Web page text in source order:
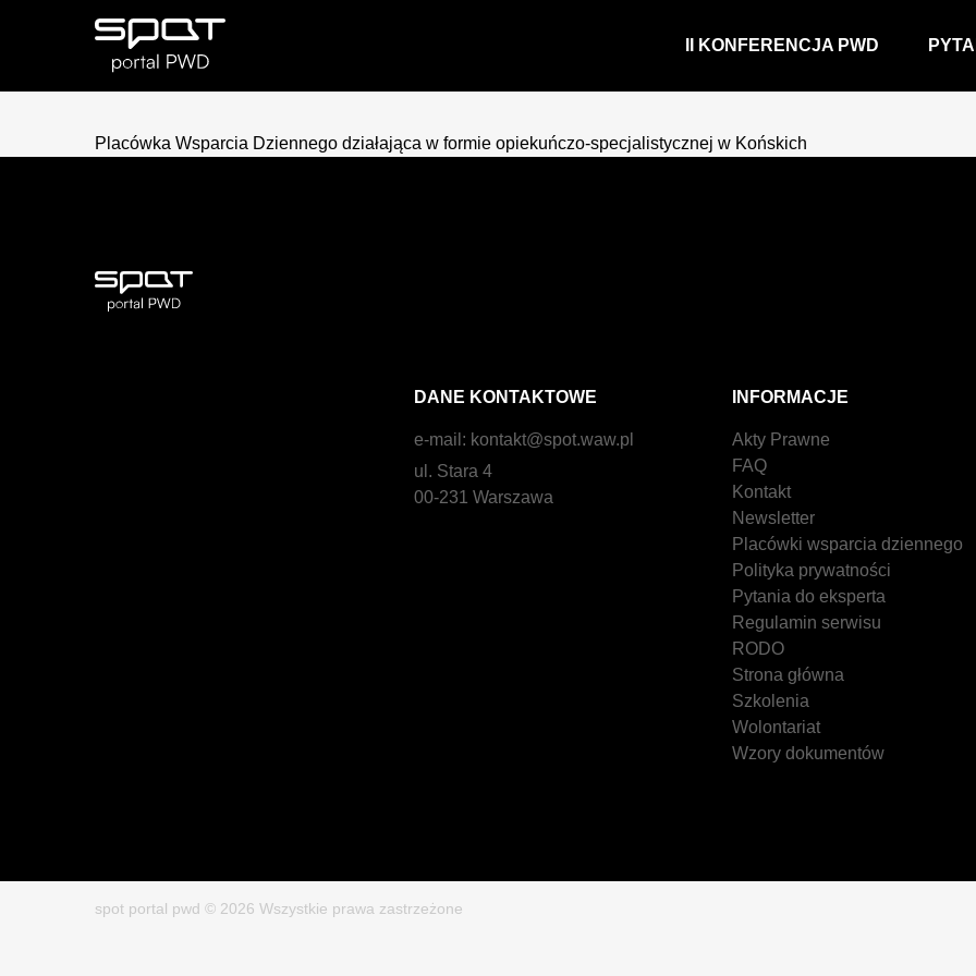
II KONFERENCJA PWD
Placówka Wsparcia Dziennego działająca w formie opiekuńczo-specjalistycznej w Końskich
DANE KONTAKTOWE
e-mail: kontakt@spot.waw.pl
ul. Stara 4
00-231 Warszawa
INFORMACJE
Akty Prawne
FAQ
Kontakt
Newsletter
Placówki wsparcia dziennego
Polityka prywatności
Pytania do eksperta
Regulamin serwisu
RODO
Strona główna
Szkolenia
Wolontariat
Wzory dokumentów
spot portal pwd © 2026 Wszystkie prawa zastrzeżone